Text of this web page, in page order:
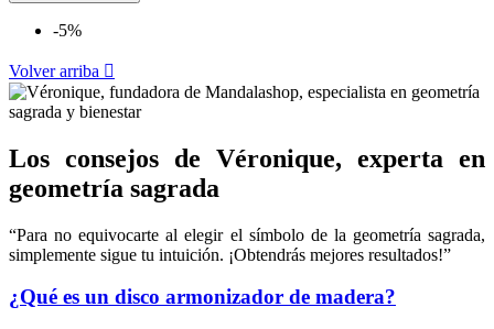
-5%
Volver arriba 
Los consejos de Véronique, experta en
geometría sagrada
“Para no equivocarte al elegir el símbolo de la geometría sagrada,
simplemente sigue tu intuición. ¡Obtendrás mejores resultados!”
¿Qué es un disco armonizador de madera?